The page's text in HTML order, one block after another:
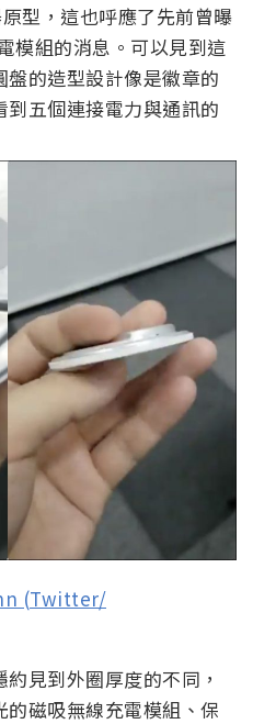
型，這也呼應了先前曾曝
模組的消息。可以見到這
的造型設計像是徽章的
五個連接電力與通訊的
(Twitter/
見到外圈厚度的不同，
磁吸無線充電模組、保